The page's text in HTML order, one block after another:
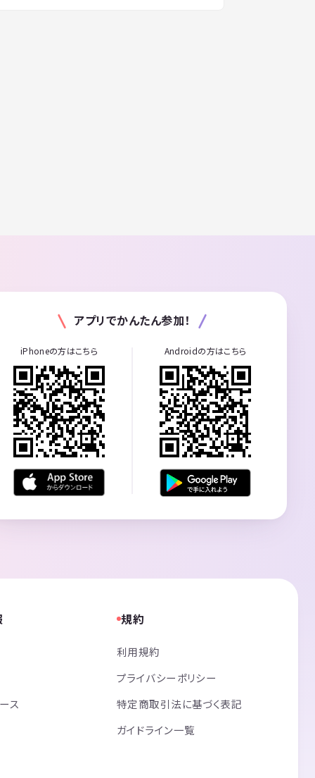
アプリでかんたん参加！
iPhoneの方はこちら Androidの方はこちら
ス
規約
利用規約
プライバシーポリシー
特定商取引法に基づく表記
ガイドライン一覧